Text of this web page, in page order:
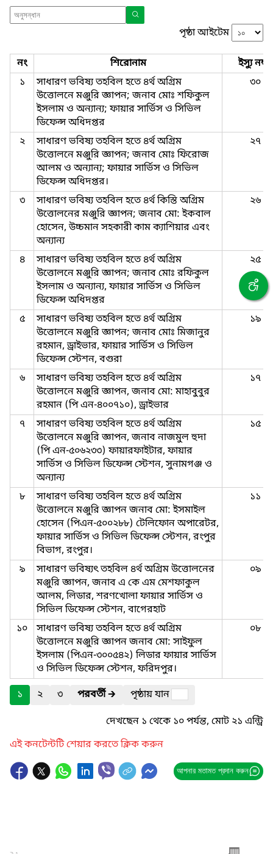
পৃষ্ঠা আইটেম
নং শিরোনাম
ইস্যু নম্বর
১
সাধারণ ভবিষ্য তহবিল হতে ৪র্থ অগ্রিম
উত্তোলনে মঞ্জুরি জ্ঞাপন; জনাব মোঃ শফিকুল
ইসলাম ও অন্যান্য; ফায়ার সার্ভিস ও সিভিল
ডিফেন্স অধিদপ্তর
৩০
২
সাধারণ ভবিষ্য তহবিল হতে ৪র্থ অগ্রিম
উত্তোলনে মঞ্জুরি জ্ঞাপন; জনাব মোঃ ফিরোজ
আলম ও অন্যান্য; ফায়ার সার্ভিস ও সিভিল
ডিফেন্স অধিদপ্তর।
২৭
৩
সাধারণ ভবিষ্য তহবিল হতে ৪র্থ কিস্তি অগ্রিম
উত্তোলনের মঞ্জুরি জ্ঞাপন; জনাব মো: ইকবাল
হোসেন, উচ্চমান সহকারী কাম ক্যাশিয়ার এবং
অন্যান্য
২৬
৪
সাধারণ ভবিষ্য তহবিল হতে ৪র্থ অগ্রিম
উত্তোলনে মঞ্জুরি জ্ঞাপন; জনাব মোঃ রফিকুল
ইসলাম ও অন্যান্য, ফায়ার সার্ভিস ও সিভিল
ডিফেন্স অধিদপ্তর
২৫
৫
সাধারণ ভবিষ্য তহবিল হতে ৪র্থ অগ্রিম
উত্তোলনে মঞ্জুরি জ্ঞাপন; জনাব মোঃ মিজানুর
রহমান, ড্রাইভার, ফায়ার সার্ভিস ও সিভিল
ডিফেন্স স্টেশন, বগুরা
১৯
৬
সাধারণ ভবিষ্য তহবিল হতে ৪র্থ অগ্রিম
উত্তোলনে মঞ্জুরি জ্ঞাপন, জনাব মো: মাহাবুবুর
রহমান (পি এন-৪০০৭১০), ড্রাইভার
১৭
৭
সাধারণ ভবিষ্য তহবিল হতে ৪র্থ অগ্রিম
উত্তোলনে মঞ্জুরি জ্ঞাপন, জনাব নাজমুল হুদা
(পি এন-৫০৬২৩৩) ফায়ারফাইটার, ফায়ার
সার্ভিস ও সিভিল ডিফেন্স স্টেশন, সুনামগঞ্জ ও
অন্যান্য
১৫
৮
সাধারণ ভবিষ্য তহবিল হতে ৪র্থ অগ্রিম
উত্তোলনে মঞ্জুরি জ্ঞাপন জনাব মো: ইসমাইল
হোসেন (পিএন-৫০০২৮৮) টেলিফোন অপারেটর,
ফায়ার সার্ভিস ও সিভিল ডিফেন্স স্টেশন, রংপুর
বিভাগ, রংপুর।
১১
৯
সাধারণ ভবিষ্যৎ তহবিল ৪র্থ অগ্রিম উত্তোলনের
মঞ্জুরি জ্ঞাপন, জনাব এ কে এম মেশফাকুল
আলম, লিডার, শরণখোলা ফায়ার সার্ভিস ও
সিভিল ডিফেন্স স্টেশন, বাগেরহাট
০৯
১০
সাধারণ ভবিষ্য তহবিল হতে ৪র্থ অগ্রিম
উত্তোলনে মঞ্জুরি জ্ঞাপন জনাব মো: সাইফুল
ইসলাম (পিএন-৩০০৫৪২) লিডার ফায়ার সার্ভিস
ও সিভিল ডিফেন্স স্টেশন, ফরিদপুর।
০৮
১ ২ ৩ পরবর্তী🡲
পৃষ্ঠায় যান
দেখছেন ১ থেকে ১০ পর্যন্ত, মোট ২১ এন্ট্রি
এই কনটেন্টটি শেয়ার করতে ক্লিক করুন
আপনার মতামত প্রদান করুন